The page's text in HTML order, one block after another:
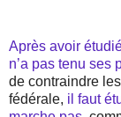
Après avoir
n’a pas tenu ses
de contraindre
fédérale, il faut